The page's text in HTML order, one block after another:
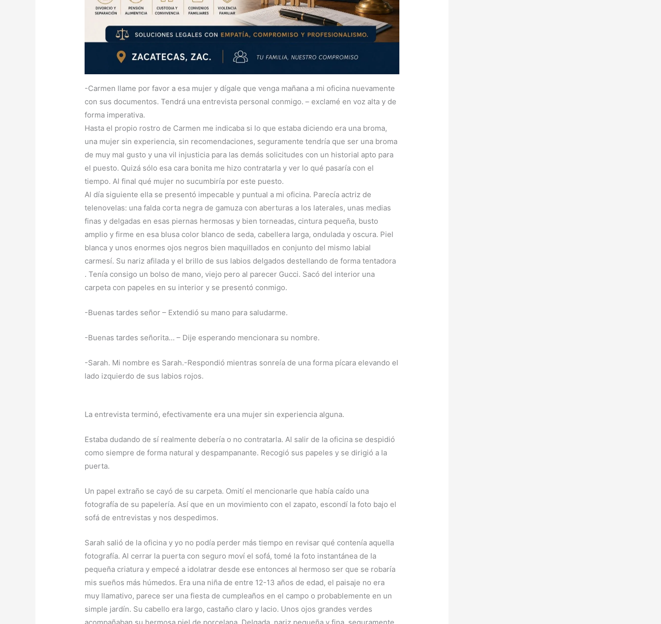
-Carmen llame por favor a esa mujer y dígale que venga mañana a mi oficina nuevamente
con sus documentos. Tendrá una entrevista personal conmigo. – exclamé en voz alta y de
forma imperativa.
Hasta el propio rostro de Carmen me indicaba si lo que estaba diciendo era una broma,
una mujer sin experiencia, sin recomendaciones, seguramente tendría que ser una broma
de muy mal gusto y una vil injusticia para las demás solicitudes con un historial apto para
el puesto. Quizá sólo esa cara bonita me hizo contratarla y ver lo qué pasaría con el
tiempo. Al final qué mujer no sucumbiría por este puesto.
Al día siguiente ella se presentó impecable y puntual a mi oficina. Parecía actriz de
telenovelas: una falda corta negra de gamuza con aberturas a los laterales, unas medias
finas y delgadas en esas piernas hermosas y bien torneadas, cintura pequeña, busto
amplio y firme en esa blusa color blanco de seda, cabellera larga, ondulada y oscura. Piel
blanca y unos enormes ojos negros bien maquillados en conjunto del mismo labial
carmesí. Su nariz afilada y el brillo de sus labios delgados destellando de forma tentadora
. Tenía consigo un bolso de mano, viejo pero al parecer Gucci. Sacó del interior una
carpeta con papeles en su interior y se presentó conmigo.
-Buenas tardes señor – Extendió su mano para saludarme.
-Buenas tardes señorita… – Dije esperando mencionara su nombre.
-Sarah. Mi nombre es Sarah.-Respondió mientras sonreía de una forma pícara elevando el
lado izquierdo de sus labios rojos.
La entrevista terminó, efectivamente era una mujer sin experiencia alguna.
Estaba dudando de sí realmente debería o no contratarla. Al salir de la oficina se despidió
como siempre de forma natural y despampanante. Recogió sus papeles y se dirigió a la
puerta.
Un papel extraño se cayó de su carpeta. Omití el mencionarle que había caído una
fotografía de su papelería. Así que en un movimiento con el zapato, escondí la foto bajo el
sofá de entrevistas y nos despedimos.
Sarah salió de la oficina y yo no podía perder más tiempo en revisar qué contenía aquella
fotografía. Al cerrar la puerta con seguro moví el sofá, tomé la foto instantánea de la
pequeña criatura y empecé a idolatrar desde ese entonces al hermoso ser que se robaría
mis sueños más húmedos. Era una niña de entre 12-13 años de edad, el paisaje no era
muy llamativo, parece ser una fiesta de cumpleaños en el campo o probablemente en un
simple jardín. Su cabello era largo, castaño claro y lacio. Unos ojos grandes verdes